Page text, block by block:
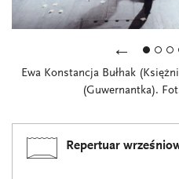
←
Ewa Konstancja Bułhak
(Guwernantka).
Repertuar